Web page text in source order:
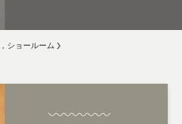
ショールーム